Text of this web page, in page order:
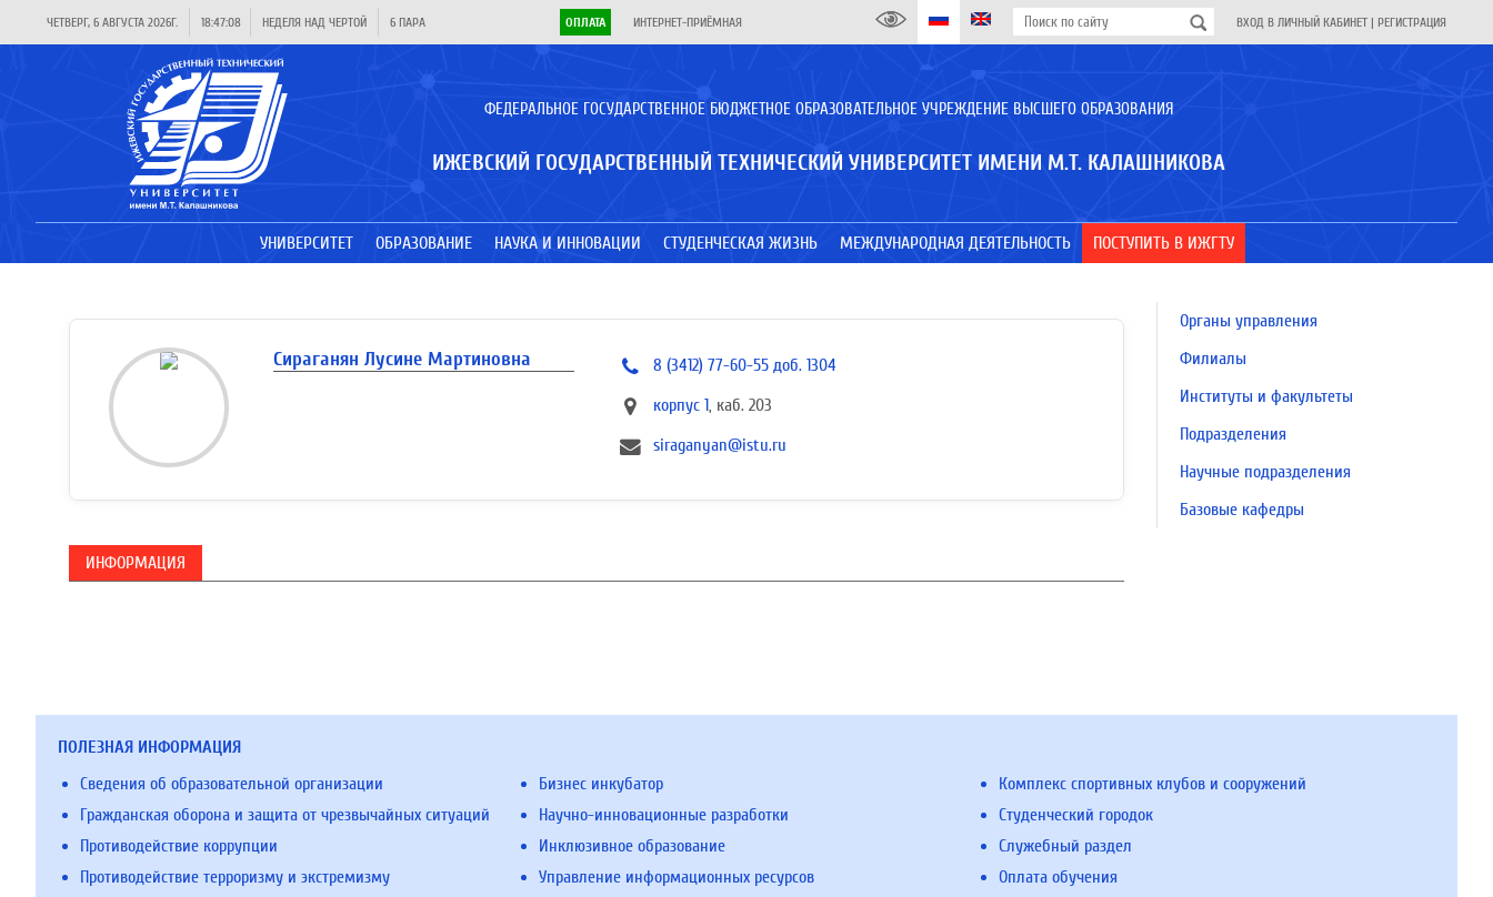
ЧЕТВЕРГ, 6 АВГУСТА 2026Г. 18:47:08 НЕДЕЛЯ НАД ЧЕРТОЙ 6 ПАРА ОПЛАТА ИНТЕРНЕТ-ПРИЁМНАЯ ВХОД В ЛИЧНЫЙ КАБИНЕТ | РЕГИСТРАЦИЯ
ФЕДЕРАЛЬНОЕ ГОСУДАРСТВЕННОЕ БЮДЖЕТНОЕ ОБРАЗОВАТЕЛЬНОЕ УЧРЕЖДЕНИЕ ВЫСШЕГО ОБРАЗОВАНИЯ
ИЖЕВСКИЙ ГОСУДАРСТВЕННЫЙ ТЕХНИЧЕСКИЙ УНИВЕРСИТЕТ ИМЕНИ М.Т. КАЛАШНИКОВА
УНИВЕРСИТЕТ ОБРАЗОВАНИЕ НАУКА И ИННОВАЦИИ СТУДЕНЧЕСКАЯ ЖИЗНЬ МЕЖДУНАРОДНАЯ ДЕЯТЕЛЬНОСТЬ ПОСТУПИТЬ В ИЖГТУ
Сираганян Лусине Мартиновна
8 (3412) 77-60-55 доб. 1304
корпус 1, каб. 203
siraganyan@istu.ru
ИНФОРМАЦИЯ
Органы управления
Филиалы
Институты и факультеты
Подразделения
Научные подразделения
Базовые кафедры
ПОЛЕЗНАЯ ИНФОРМАЦИЯ
Сведения об образовательной организации
Гражданская оборона и защита от чрезвычайных ситуаций
Противодействие коррупции
Противодействие терроризму и экстремизму
Бизнес инкубатор
Научно-инновационные разработки
Инклюзивное образование
Управление информационных ресурсов
Комплекс спортивных клубов и сооружений
Студенческий городок
Служебный раздел
Оплата обучения